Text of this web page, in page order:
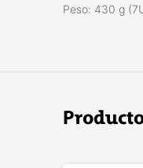
Peso: 430 g